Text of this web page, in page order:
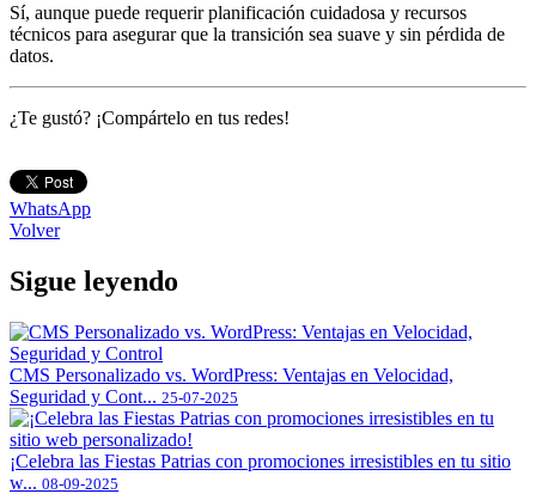
Sí, aunque puede requerir planificación cuidadosa y recursos
técnicos para asegurar que la transición sea suave y sin pérdida de
datos.
¿Te gustó? ¡Compártelo en tus redes!
WhatsApp
Volver
Sigue leyendo
CMS Personalizado vs. WordPress: Ventajas en Velocidad,
Seguridad y Cont... 25-07-2025
¡Celebra las Fiestas Patrias con promociones irresistibles en tu sitio
w... 08-09-2025